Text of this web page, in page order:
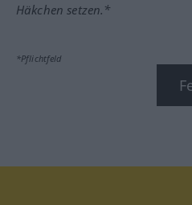
Häkchen setzen.*
*Pflichtfeld